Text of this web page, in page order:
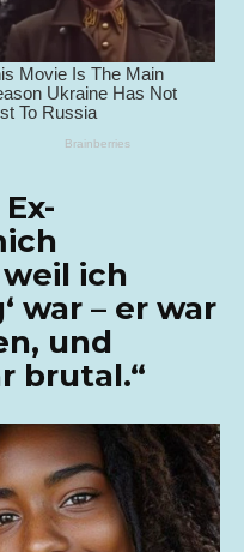
ich
war – er war
und
brutal.“